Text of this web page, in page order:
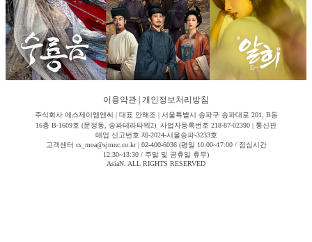
이용약관 개인정보처리방침
주식회사 에스제이엠엔씨 | 대표 안해조 | 서울특별시 송파구 송파대로 201, B동
16층 B-1609호 (문정동, 송파테라타워2) 사업자등록번호 218-87-02390 | 통신판
매업 신고번호 제-2024-서울송파-3233호
고객센터 cs_moa@sjmnc.co.kr | 02-400-6036 (평일 10:00~17:00 / 점심시간
12:30~13:30 / 주말 및 공휴일 휴무)
AsiaN. ALL RIGHTS RESERVED